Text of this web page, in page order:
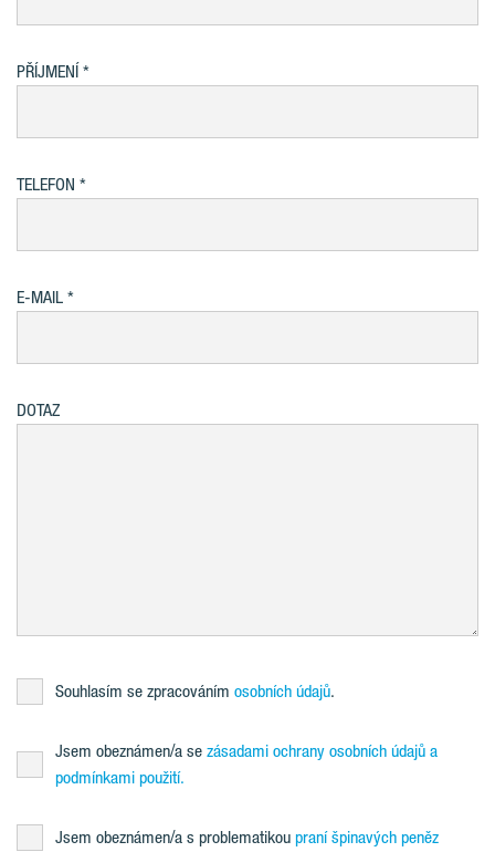
PŘÍJMENÍ
TELEFON
E-MAIL
DOTAZ
Souhlasím se zpracováním osobních údajů.
Jsem obeznámen/a se zásadami ochrany osobních údajů a
podmínkami použití.
Jsem obeznámen/a s problematikou praní špinavých peněz